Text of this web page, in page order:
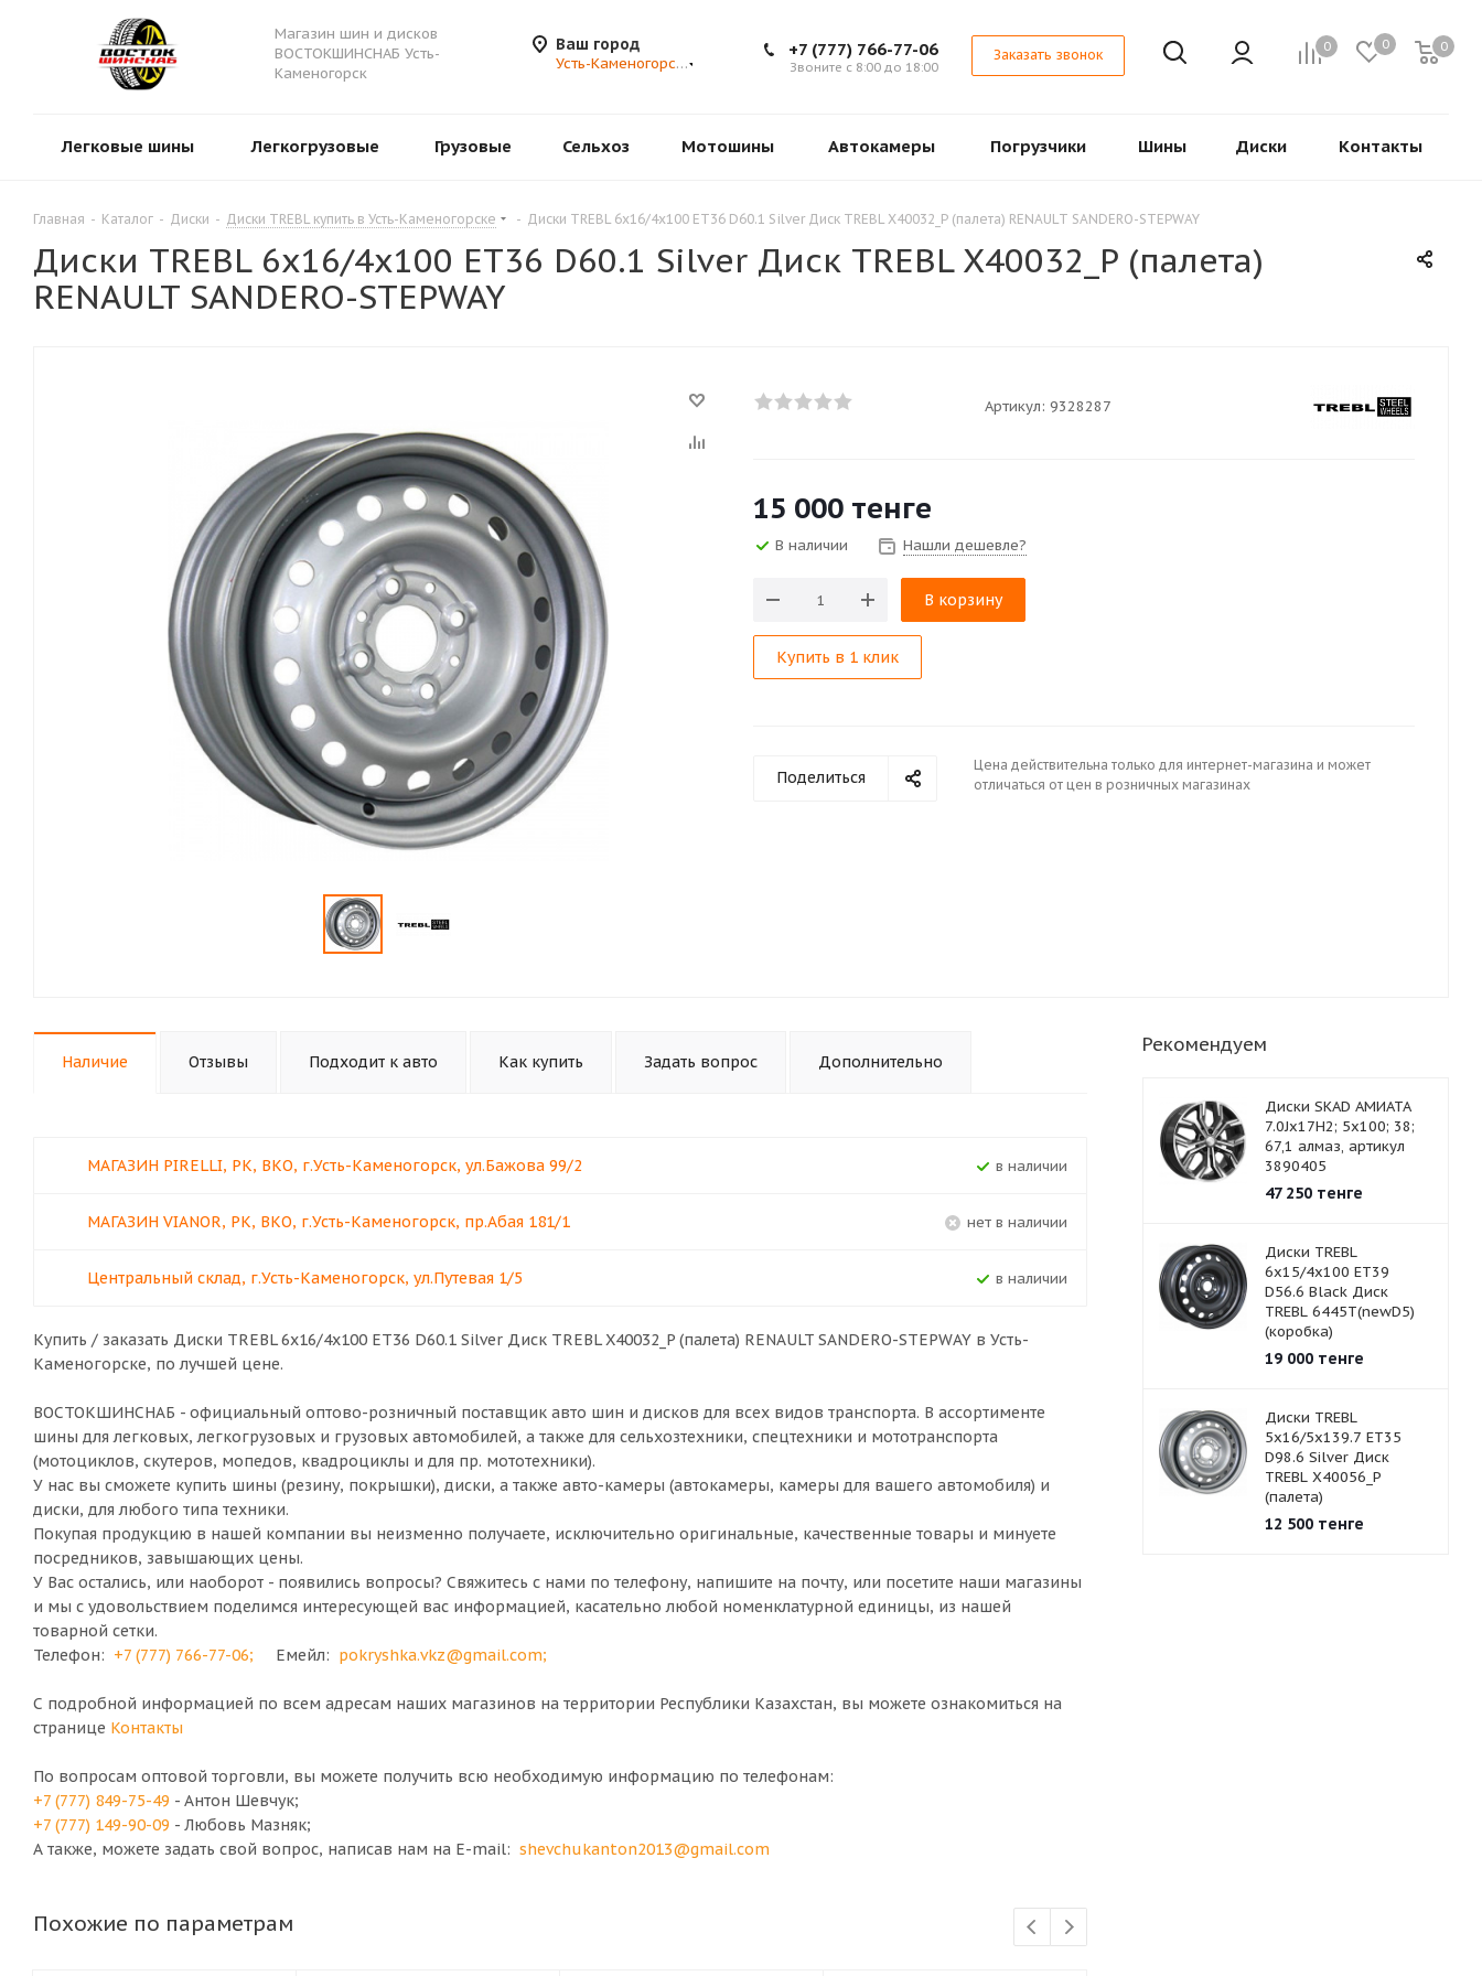
Магазин шин и дисков
ВОСТОКШИНСНАБ Усть-
Каменогорск
Ваш город
Усть-Каменогорск
0 0 0
+7 (777) 766-77-06
Звоните с 8:00 до 18:00
Заказать звонок
Легковые шины Легкогрузовые Грузовые Сельхоз Мотошины Автокамеры Погрузчики Шины Диски Контакты
Главная - Каталог - Диски - Диски TREBL купить в Усть-Каменогорске - Диски TREBL 6x16/4x100 ET36 D60.1 Silver Диск TREBL X40032_P (палета) RENAULT SANDERO-STEPWAY
Диски TREBL 6x16/4x100 ET36 D60.1 Silver Диск TREBL X40032_P (палета)
RENAULT SANDERO-STEPWAY
Артикул: 9328287
15 000 тенге
В наличии Нашли дешевле?
В корзину
Купить в 1 клик
Поделиться
Цена действительна только для интернет-магазина и может
отличаться от цен в розничных магазинах
Наличие Отзывы Подходит к авто Как купить Задать вопрос Дополнительно
В наличии
МАГАЗИН PIRELLI, РК, ВКО, г.Усть-Каменогорск, ул.Бажова 99/2
Нет в наличии
МАГАЗИН VIANOR, РК, ВКО, г.Усть-Каменогорск, пр.Абая 181/1
В наличии
Центральный склад, г.Усть-Каменогорск, ул.Путевая 1/5
Купить / заказать Диски TREBL 6x16/4x100 ET36 D60.1 Silver Диск TREBL X40032_P (палета) RENAULT SANDERO-STEPWAY в Усть-
Каменогорске, по лучшей цене.
ВОСТОКШИНСНАБ - официальный оптово-розничный поставщик авто шин и дисков для всех видов транспорта. В ассортименте
шины для легковых, легкогрузовых и грузовых автомобилей, а также для сельхозтехники, спецтехники и мототранспорта
(мотоциклов, скутеров, мопедов, квадроциклы и для пр. мототехники).
У нас вы сможете купить шины (резину, покрышки), диски, а также авто-камеры (автокамеры, камеры для вашего автомобиля) и
диски, для любого типа техники.
Покупая продукцию в нашей компании вы неизменно получаете, исключительно оригинальные, качественные товары и минуете
посредников, завышающих цены.
У Вас остались, или наоборот - появились вопросы? Свяжитесь с нами по телефону, напишите на почту, или посетите наши магазины
и мы с удовольствием поделимся интересующей вас информацией, касательно любой номенклатурной единицы, из нашей
товарной сетки.
Телефон: +7 (777) 766-77-06; Емейл: pokryshka.vkz@gmail.com;
С подробной информацией по всем адресам наших магазинов на территории Республики Казахстан, вы можете ознакомиться на
странице Контакты
По вопросам оптовой торговли, вы можете получить всю необходимую информацию по телефонам:
+7 (777) 849-75-49 - Антон Шевчук;
+7 (777) 149-90-09 - Любовь Мазняк;
А также, можете задать свой вопрос, написав нам на E-mail: shevchukanton2013@gmail.com
Похожие по параметрам
Рекомендуем
Диски SKAD АМИАТА
7.0Jx17H2; 5х100; 38;
67,1 алмаз, артикул
3890405
47 250тенге
Диски TREBL
6x15/4x100 ET39
D56.6 Black Диск
TREBL 6445T(newD5)
(коробка)
19 000тенге
Диски TREBL
5x16/5x139.7 ET35
D98.6 Silver Диск
TREBL X40056_P
(палета)
12 500тенге